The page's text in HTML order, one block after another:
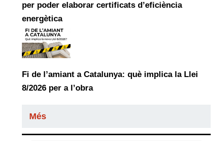
per poder elaborar certificats d’eficiència
energètica
Fi de l’amiant a Catalunya: què implica la Llei
8/2026 per a l’obra
Més